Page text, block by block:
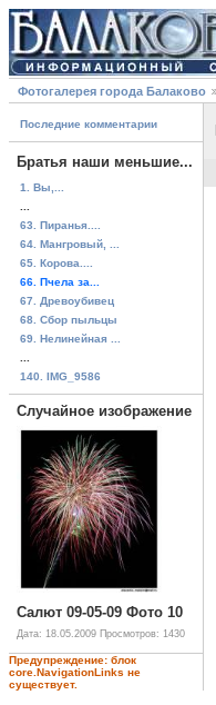
Фотогалерея города Балаково
Последние комментарии
Братья наши меньшие...
1. Вы,...
63. Пиранья....
64. Мангровый, ...
65. Корова....
66. Пчела за...
67. Древоубивец
68. Сбор пыльцы
69. Нелинейная ...
140. IMG_9586
Случайное изображение
Салют 09-05-09 Фото 10
Дата: 18.05.2009 Просмотров: 1430
Предупреждение: блок
core.NavigationLinks не
существует.